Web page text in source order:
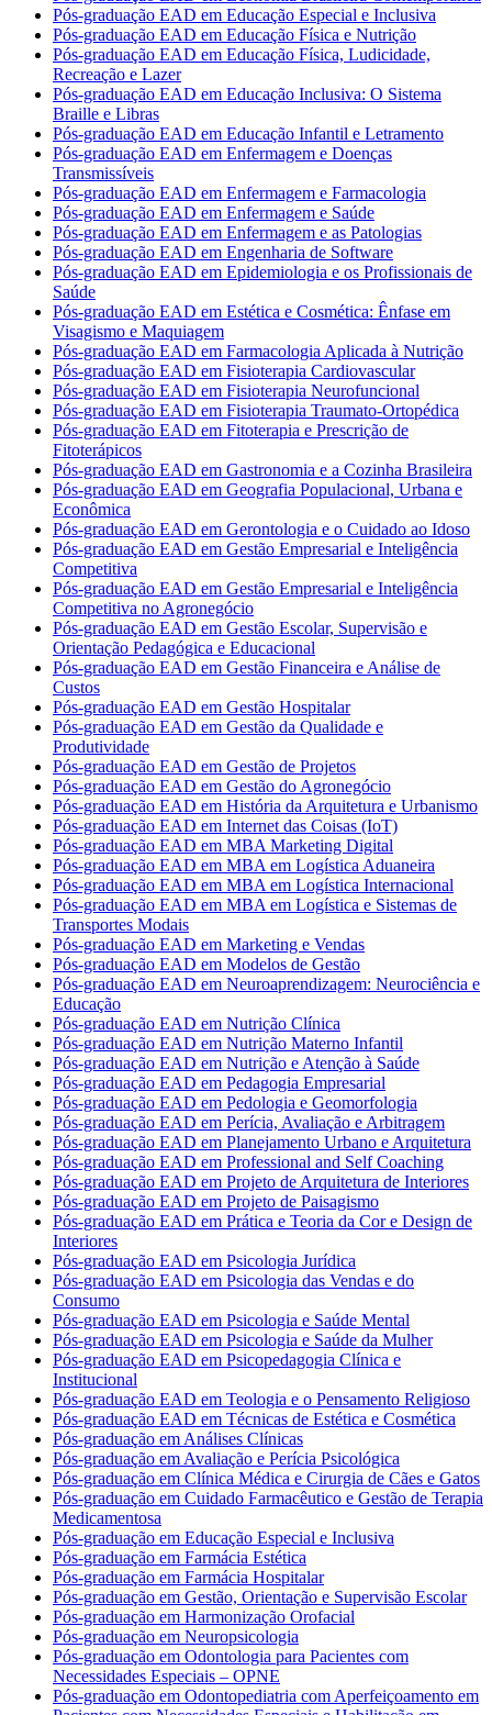
Pós-graduação EAD em Educação Especial e Inclusiva
Pós-graduação EAD em Educação Física e Nutrição
Pós-graduação EAD em Educação Física, Ludicidade,
Recreação e Lazer
Pós-graduação EAD em Educação Inclusiva: O Sistema
Braille e Libras
Pós-graduação EAD em Educação Infantil e Letramento
Pós-graduação EAD em Enfermagem e Doenças
Transmissíveis
Pós-graduação EAD em Enfermagem e Farmacologia
Pós-graduação EAD em Enfermagem e Saúde
Pós-graduação EAD em Enfermagem e as Patologias
Pós-graduação EAD em Engenharia de Software
Pós-graduação EAD em Epidemiologia e os Profissionais de
Saúde
Pós-graduação EAD em Estética e Cosmética: Ênfase em
Visagismo e Maquiagem
Pós-graduação EAD em Farmacologia Aplicada à Nutrição
Pós-graduação EAD em Fisioterapia Cardiovascular
Pós-graduação EAD em Fisioterapia Neurofuncional
Pós-graduação EAD em Fisioterapia Traumato-Ortopédica
Pós-graduação EAD em Fitoterapia e Prescrição de
Fitoterápicos
Pós-graduação EAD em Gastronomia e a Cozinha Brasileira
Pós-graduação EAD em Geografia Populacional, Urbana e
Econômica
Pós-graduação EAD em Gerontologia e o Cuidado ao Idoso
Pós-graduação EAD em Gestão Empresarial e Inteligência
Competitiva
Pós-graduação EAD em Gestão Empresarial e Inteligência
Competitiva no Agronegócio
Pós-graduação EAD em Gestão Escolar, Supervisão e
Orientação Pedagógica e Educacional
Pós-graduação EAD em Gestão Financeira e Análise de
Custos
Pós-graduação EAD em Gestão Hospitalar
Pós-graduação EAD em Gestão da Qualidade e
Produtividade
Pós-graduação EAD em Gestão de Projetos
Pós-graduação EAD em Gestão do Agronegócio
Pós-graduação EAD em História da Arquitetura e Urbanismo
Pós-graduação EAD em Internet das Coisas (IoT)
Pós-graduação EAD em MBA Marketing Digital
Pós-graduação EAD em MBA em Logística Aduaneira
Pós-graduação EAD em MBA em Logística Internacional
Pós-graduação EAD em MBA em Logística e Sistemas de
Transportes Modais
Pós-graduação EAD em Marketing e Vendas
Pós-graduação EAD em Modelos de Gestão
Pós-graduação EAD em Neuroaprendizagem: Neurociência e
Educação
Pós-graduação EAD em Nutrição Clínica
Pós-graduação EAD em Nutrição Materno Infantil
Pós-graduação EAD em Nutrição e Atenção à Saúde
Pós-graduação EAD em Pedagogia Empresarial
Pós-graduação EAD em Pedologia e Geomorfologia
Pós-graduação EAD em Perícia, Avaliação e Arbitragem
Pós-graduação EAD em Planejamento Urbano e Arquitetura
Pós-graduação EAD em Professional and Self Coaching
Pós-graduação EAD em Projeto de Arquitetura de Interiores
Pós-graduação EAD em Projeto de Paisagismo
Pós-graduação EAD em Prática e Teoria da Cor e Design de
Interiores
Pós-graduação EAD em Psicologia Jurídica
Pós-graduação EAD em Psicologia das Vendas e do
Consumo
Pós-graduação EAD em Psicologia e Saúde Mental
Pós-graduação EAD em Psicologia e Saúde da Mulher
Pós-graduação EAD em Psicopedagogia Clínica e
Institucional
Pós-graduação EAD em Teologia e o Pensamento Religioso
Pós-graduação EAD em Técnicas de Estética e Cosmética
Pós-graduação em Análises Clínicas
Pós-graduação em Avaliação e Perícia Psicológica
Pós-graduação em Clínica Médica e Cirurgia de Cães e Gatos
Pós-graduação em Cuidado Farmacêutico e Gestão de Terapia
Medicamentosa
Pós-graduação em Educação Especial e Inclusiva
Pós-graduação em Farmácia Estética
Pós-graduação em Farmácia Hospitalar
Pós-graduação em Gestão, Orientação e Supervisão Escolar
Pós-graduação em Harmonização Orofacial
Pós-graduação em Neuropsicologia
Pós-graduação em Odontologia para Pacientes com
Necessidades Especiais – OPNE
Pós-graduação em Odontopediatria com Aperfeiçoamento em